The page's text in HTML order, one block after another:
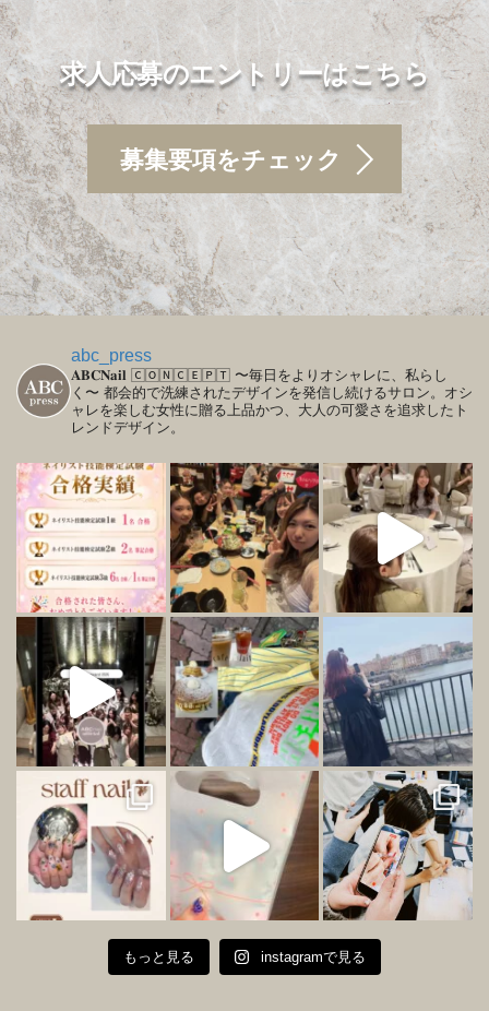
求人応募のエントリーはこちら
募集要項をチェック
abc_press
𝐀𝐁𝐂𝐍𝐚𝐢𝐥 🄲🄾🄽🄲🄴🄿🅃 〜毎日をよりオシャレに、私らし
く〜 都会的で洗練されたデザインを発信し続けるサロン。オシ
ャレを楽しむ女性に贈る上品かつ、大人の可愛さを追求したト
レンドデザイン。
もっと見る instagramで見る